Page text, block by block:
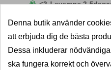
<2 Leverans 2-
667,00 kr 833,00 kr
LÄGG I
Denna butik använder
att erbjuda dig de bästa
Dessa inkluderar
ska fungera korrekt och